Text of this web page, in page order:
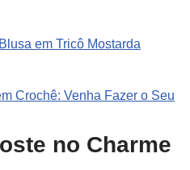
em Tricô Mostarda
Crochê: Venha Fazer o Seu
no Charme